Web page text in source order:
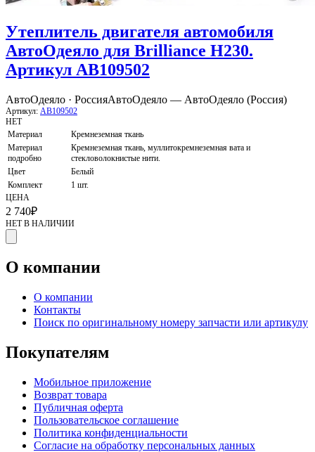
Утеплитель двигателя автомобиля
АвтоОдеяло для Brilliance H230.
Артикул AB109502
АвтоОдеяло · РоссияАвтоОдеяло — АвтоОдеяло (Россия)
Артикул: AB109502
НЕТ
Материал
Кремнеземная ткань
Материал
подробно
Кремнеземная ткань, муллитокремнеземная вата и
стекловолокнистые нити.
Цвет
Белый
Комплект
1 шт.
ЦЕНА
2 740₽
НЕТ В НАЛИЧИИ
О компании
О компании
Контакты
Поиск по оригинальному номеру запчасти или артикулу
Покупателям
Мобильное приложение
Возврат товара
Публичная оферта
Пользовательское соглашение
Политика конфиденциальности
Согласие на обработку персональных данных